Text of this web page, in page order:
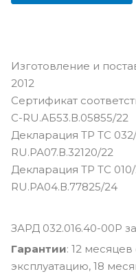
Изготовление и
2012
Сертификат
С-RU.АБ53.В.05855/22
Декларация ТР ТС
RU.РА07.В.32120/22
Декларация ТР ТС
RU.РА04.В.77825/24
ЗАРД 032.016.40-00Р
Гарантии: 12
эксплуатацию, 18